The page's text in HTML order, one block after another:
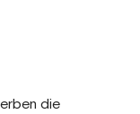
die